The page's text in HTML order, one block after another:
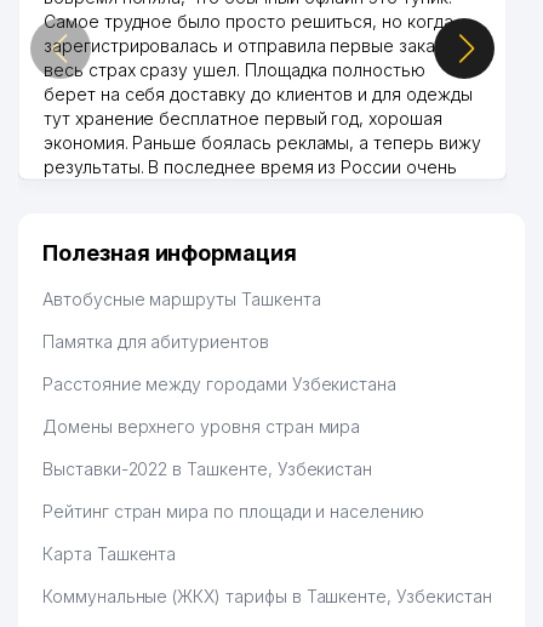
45
АДМИНИСТРАТИВНЫЙ СУД
СЕРГЕЛИЙСКОГО РАЙОНА
382 м
46 TURON PALOV MARKAZI ООО 384 м
47 ARIYA TEKS ООО 386 м
НОТАРИАЛЬНАЯ КОНТОРА №4
СЕРГЕЛИЙСКОГО РАЙОНА
50
EMA CHINA TEXNIKA SERVICE
53
СЕРГЕЛИЙСКОГО РАЙОНА
424 м
Самое трудное было просто решиться, но когда
зарегистрировалась и отправила первые заказы,
весь страх сразу ушел. Площадка полностью
берет на себя доставку до клиентов и для одежды
тут хранение бесплатное первый год, хорошая
экономия. Раньше боялась рекламы, а теперь вижу
результаты. В последнее время из России очень
Hamida 03.08.2026 12:45:39
Полезная информация
Автобусные маршруты Ташкента
Памятка для абитуриентов
Расстояние между городами Узбекистана
Домены верхнего уровня стран мира
Выставки-2022 в Ташкенте, Узбекистан
Рейтинг стран мира по площади и населению
Карта Ташкента
Коммунальные (ЖКХ) тарифы в Ташкенте, Узбекистан